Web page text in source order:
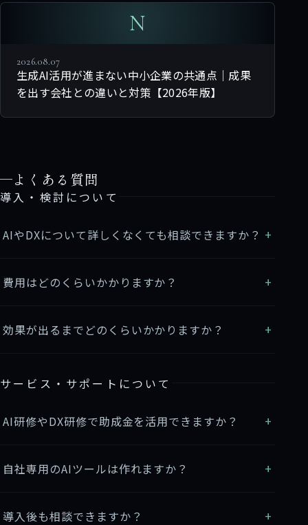
N
2026.08.07
生成AI活用が進まない中小企業の共通点｜成果
を出す会社との違いと対策【2026年版】
よくある質問
導入・検討について
AIやDXについて詳しくなくても相談できますか？
費用はどのくらいかかりますか？
効果が出るまでどのくらいかかりますか？
サービス・サポートについて
AI研修やDX研修で助成金を活用できますか？
自社専用のAIツールは作れますか？
導入後も相談できますか？